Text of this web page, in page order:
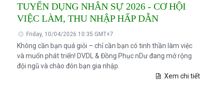
TUYỂN DỤNG NHÂN SỰ 2026 - CƠ HỘI
VIỆC LÀM, THU NHẬP HẤP DẪN
Friday, 10/04/2026 10:35 GMT+7
Không cần bạn quá giỏi – chỉ cần bạn có tinh thần làm việc
và muốn phát triển! DVDL & Đồng Phục nDư đang mở rộng
đội ngũ và chào đón bạn gia nhập.
Xem chi tiết